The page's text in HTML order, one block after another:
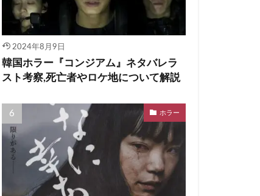
2024年8月9日
韓国ホラー『コンジアム』ネタバレラ
スト考察,死亡者やロケ地について解説
ホラー